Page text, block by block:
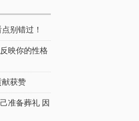
别错过！
映你的性格
献获赞
准备葬礼 因